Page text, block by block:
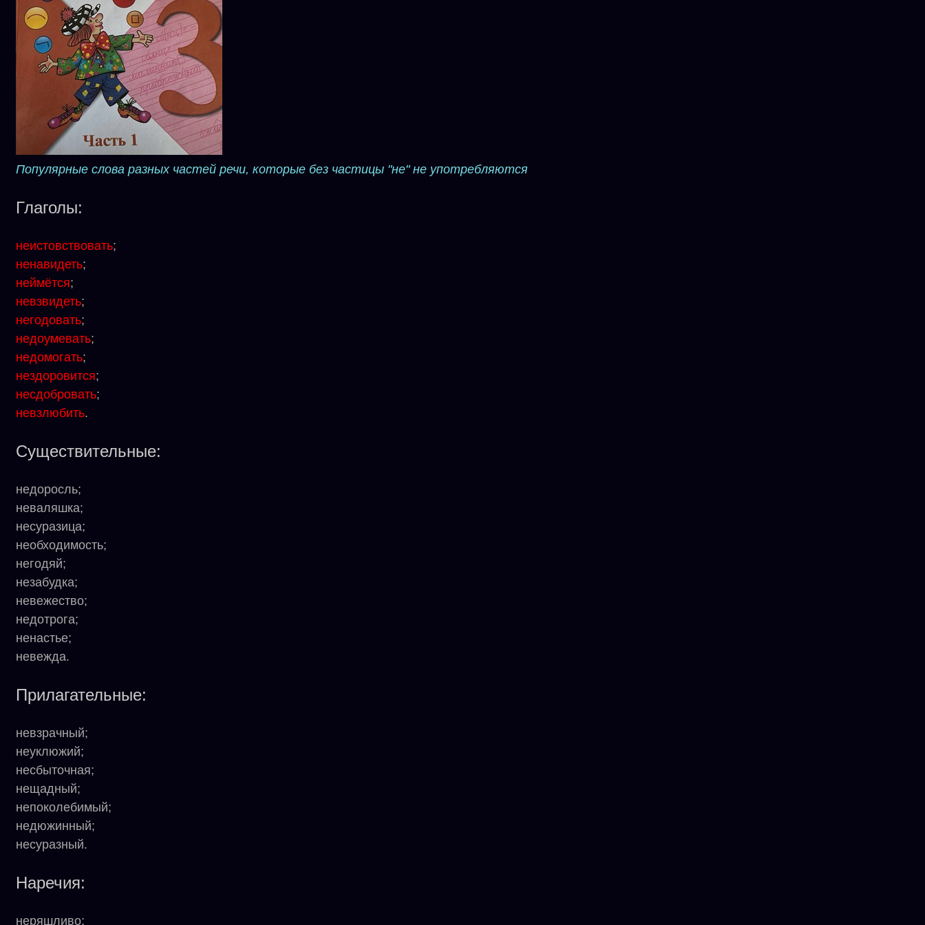
Популярные слова разных частей речи, которые без частицы "не" не употребляются
Глаголы:
неистовствовать;
ненавидеть;
неймётся;
невзвидеть;
негодовать;
недоумевать;
недомогать;
нездоровится;
несдобровать;
невзлюбить.
Существительные:
недоросль;
неваляшка;
несуразица;
необходимость;
негодяй;
незабудка;
невежество;
недотрога;
ненастье;
невежда.
Прилагательные:
невзрачный;
неуклюжий;
несбыточная;
нещадный;
непоколебимый;
недюжинный;
несуразный.
Наречия:
неряшливо;